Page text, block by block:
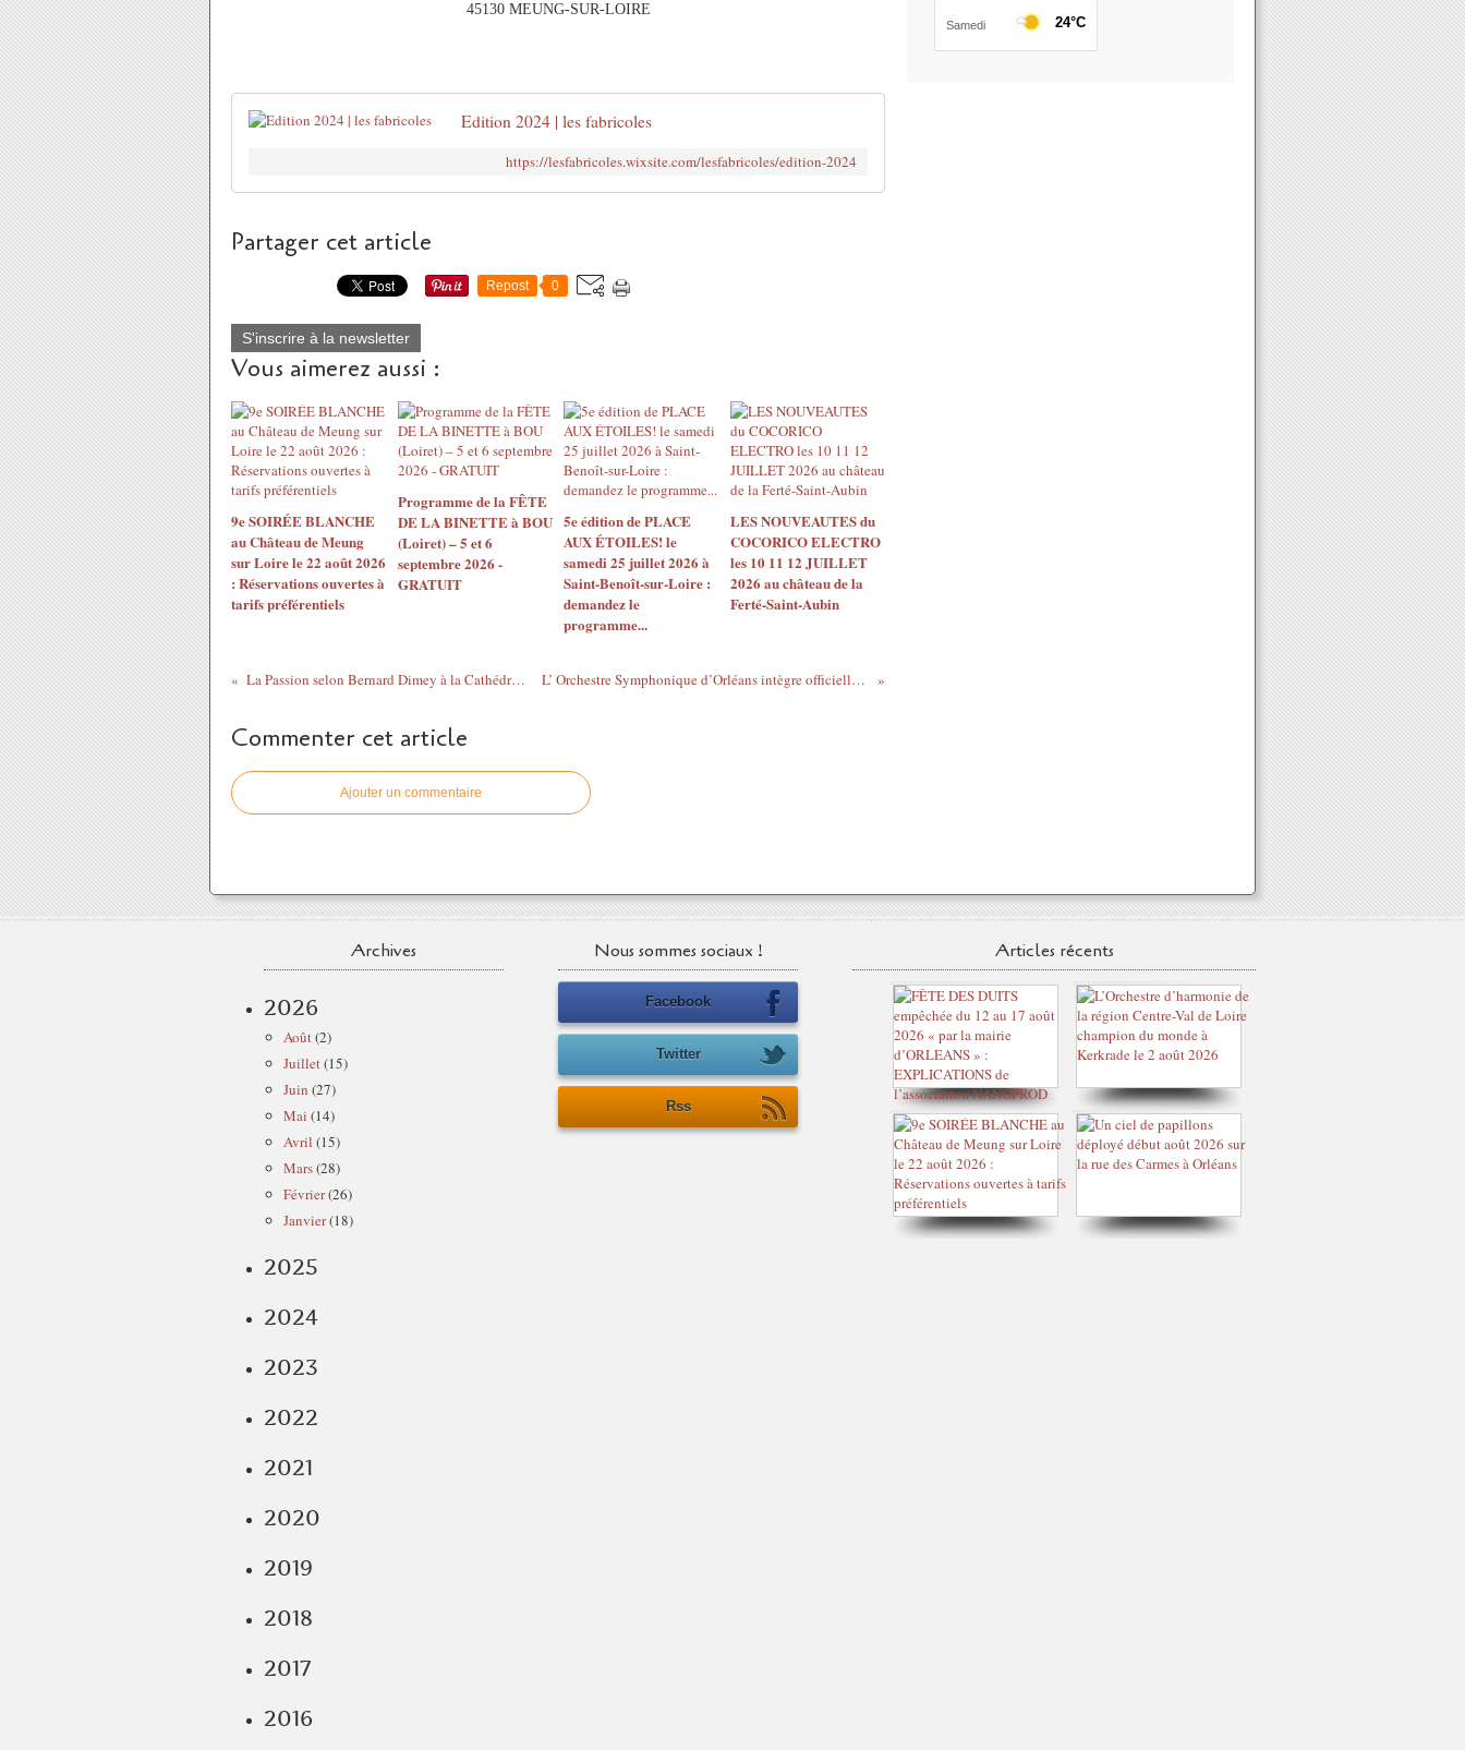
45130 MEUNG-SUR-LOIRE
Edition 2024 | les fabricoles
https://lesfabricoles.wixsite.com/lesfabricoles/edition-2024
Partager cet article
Repost 0
S'inscrire à la newsletter
Vous aimerez aussi :
9e SOIRÉE BLANCHE
au Château de Meung
sur Loire le 22 août 2026
: Réservations ouvertes à
tarifs préférentiels
Programme de la FÊTE
DE LA BINETTE à BOU
(Loiret) – 5 et 6
septembre 2026 -
GRATUIT
5e édition de PLACE
AUX ÉTOILES! le
samedi 25 juillet 2026 à
Saint-Benoît-sur-Loire :
demandez le
programme...
LES NOUVEAUTES du
COCORICO ELECTRO
les 10 11 12 JUILLET
2026 au château de la
Ferté-Saint-Aubin
La Passion selon Bernard Dimey à la Cathédrale d'Orléans - Vendredi 29 mars 2024 - Libre participation L’ Orchestre Symphonique d’Orléans intègre officiellement l’AFO et rejoint le cercle prestigieux des orchestres de France
Commenter cet article
Ajouter un commentaire
Archives
2026
Août(2)
Juillet(15)
Juin (27)
Mai (14)
Avril (15)
Mars(28)
Février(26)
Janvier(18)
2025
2024
2023
2022
2021
2020
2019
2018
2017
2016
Nous sommes sociaux !
Facebook
Twitter
Rss
Articles récents